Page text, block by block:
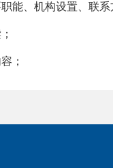
能、机构设置、联系
；